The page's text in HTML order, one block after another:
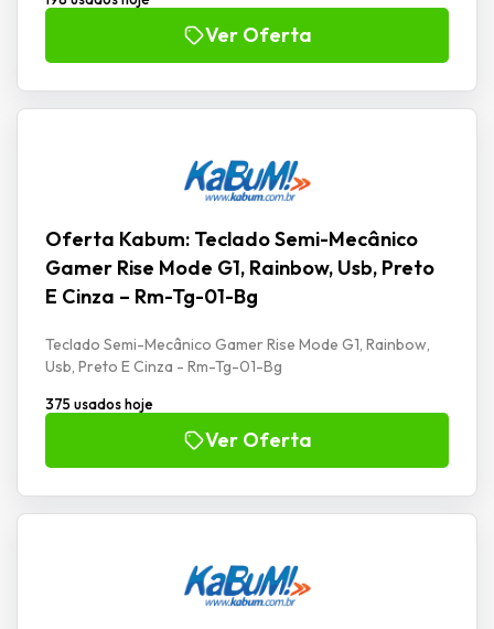
Ver Oferta
Oferta Kabum: Teclado Semi-Mecânico
Gamer Rise Mode G1, Rainbow, Usb, Preto
E Cinza – Rm-Tg-01-Bg
Teclado Semi-Mecânico Gamer Rise Mode G1, Rainbow,
Usb, Preto E Cinza - Rm-Tg-01-Bg
375 usados hoje
Ver Oferta